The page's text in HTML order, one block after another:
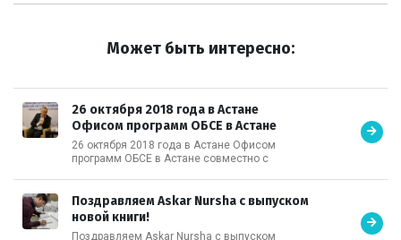
Может быть интересно:
26 октября 2018 года в Астане
Офисом программ ОБСЕ в Астане
совместно с Казахстанским советом
по международным отношениям
26 октября 2018 года в Астане Офисом
программ ОБСЕ в Астане совместно с
Эберта в Казахстане, Институтом
дипломатии Академии государственного
Поздравляем Askar Nursha с выпуском
новой книги!
Поздравляем Askar Nursha с выпуском